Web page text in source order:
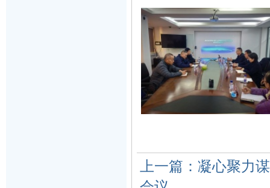
上一篇：凝心聚力